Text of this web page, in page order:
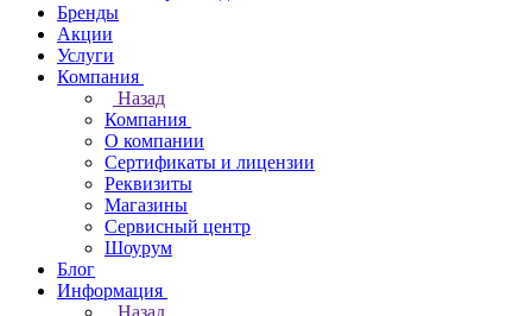
Бренды
Акции
Услуги
Компания
Назад
Компания
О компании
Сертификаты и лицензии
Реквизиты
Магазины
Сервисный центр
Шоурум
Блог
Информация
Назад